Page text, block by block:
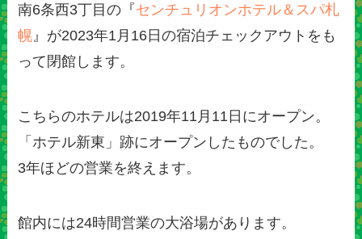
南6条西3丁目の『センチュリオンホテル＆スパ札
幌 』が2023年1月16日の宿泊チェックアウトをも
って閉館します。
こちらのホテルは2019年11月11日にオープン。
「ホテル新東」跡にオープンしたものでした。
3年ほどの営業を終えます。
館内には24時間営業の大浴場があります。